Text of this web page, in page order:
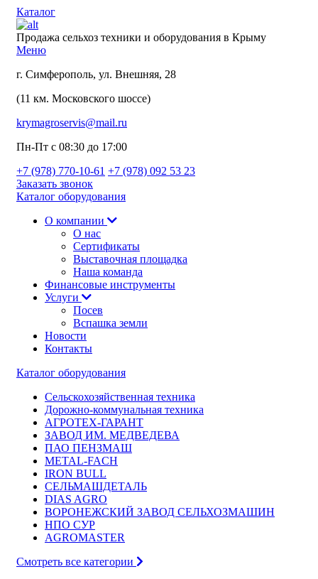
Каталог
Продажа сельхоз техники и оборудования в Крыму
Меню
г. Симферополь, ул. Внешняя, 28
(11 км. Московского шоссе)
krymagroservis@mail.ru
Пн-Пт с 08:30 до 17:00
+7 (978) 770-10-61 +7 (978) 092 53 23
Заказать звонок
Каталог оборудования
О компании
О нас
Сертификаты
Выставочная площадка
Наша команда
Финансовые инструменты
Услуги
Посев
Вспашка земли
Новости
Контакты
Каталог оборудования
Сельскохозяйственная техника
Дорожно-коммунальная техника
АГРОТЕХ-ГАРАНТ
ЗАВОД ИМ. МЕДВЕДЕВА
ПАО ПЕНЗМАШ
METAL-FACH
IRON BULL
СЕЛЬМАШДЕТАЛЬ
DIAS AGRO
ВОРОНЕЖСКИЙ ЗАВОД СЕЛЬХОЗМАШИН
НПО СУР
AGROMASTER
Смотреть все категории